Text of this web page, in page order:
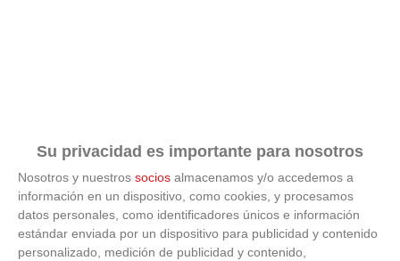
Su privacidad es importante para nosotros
Nosotros y nuestros socios almacenamos y/o accedemos a
información en un dispositivo, como cookies, y procesamos
datos personales, como identificadores únicos e información
estándar enviada por un dispositivo para publicidad y contenido
personalizado, medición de publicidad y contenido,